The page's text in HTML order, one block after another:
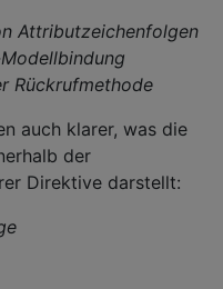
Attributzeichenfolgen
Rückrufmethode
auch klarer, was die
der
Direktive darstellt: